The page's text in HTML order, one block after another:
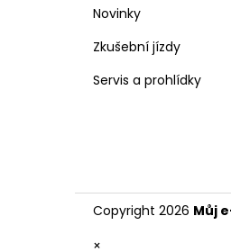
Novinky
Zkušební jízdy
Servis a prohlídky
Copyright 2026 Můj
×